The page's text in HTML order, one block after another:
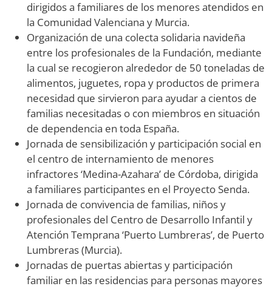
dirigidos a familiares de los menores atendidos en
la Comunidad Valenciana y Murcia.
Organización de una colecta solidaria navideña
entre los profesionales de la Fundación, mediante
la cual se recogieron alrededor de 50 toneladas de
alimentos, juguetes, ropa y productos de primera
necesidad que sirvieron para ayudar a cientos de
familias necesitadas o con miembros en situación
de dependencia en toda España.
Jornada de sensibilización y participación social en
el centro de internamiento de menores
infractores ‘Medina-Azahara’ de Córdoba, dirigida
a familiares participantes en el Proyecto Senda.
Jornada de convivencia de familias, niños y
profesionales del Centro de Desarrollo Infantil y
Atención Temprana ‘Puerto Lumbreras’, de Puerto
Lumbreras (Murcia).
Jornadas de puertas abiertas y participación
familiar en las residencias para personas mayores